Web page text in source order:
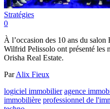
Stratégies
0
À l’occasion des 10 ans du
Wilfrid Pelissolo ont présenté les
Orisha Real Estate.
ParAlix Fieux
logiciel immobilier agence
immobilière professionnel de